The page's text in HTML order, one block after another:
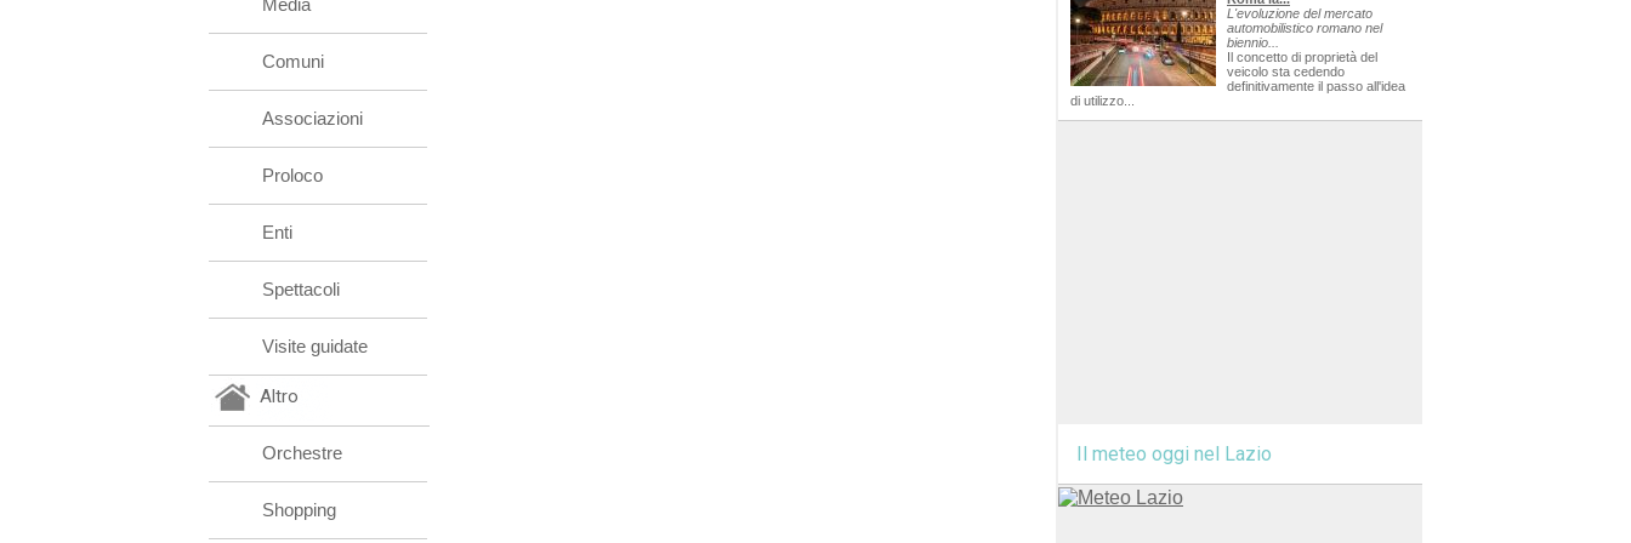
Media
Comuni
Associazioni
Proloco
Enti
Spettacoli
Visite guidate
Altro
Orchestre
Shopping
L'evoluzione del mercato
automobilistico romano nel
biennio...
Il concetto di proprietà del
veicolo sta cedendo
definitivamente il passo all'idea
di utilizzo...
Il meteo oggi nel Lazio